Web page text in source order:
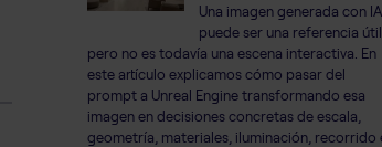
Una imagen generada con IA
puede ser una referencia útil,
pero no es todavía una escena interactiva. En
este artículo explicamos cómo pasar del
prompt a Unreal Engine transformando esa
imagen en decisiones concretas de escala,
geometría, materiales, iluminación, recorrido